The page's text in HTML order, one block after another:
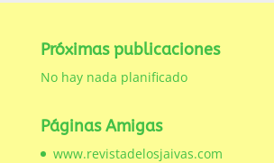
Próximas publicaciones
No hay nada planificado
Páginas Amigas
www.revistadelosjaivas.com